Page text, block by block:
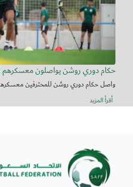
حكام دوري روشن يواصلون معسكرهم
واصل حكام دوري روشن للمحترفين معسكرهم
أقرأ المزيد